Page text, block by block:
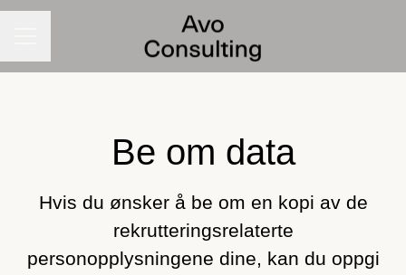
Be om data
Hvis du ønsker å be om en kopi av de
rekrutteringsrelaterte
personopplysningene dine, kan du oppgi